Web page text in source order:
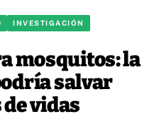
INVESTIGACIÓN
mosquitos: la
salvar
vidas